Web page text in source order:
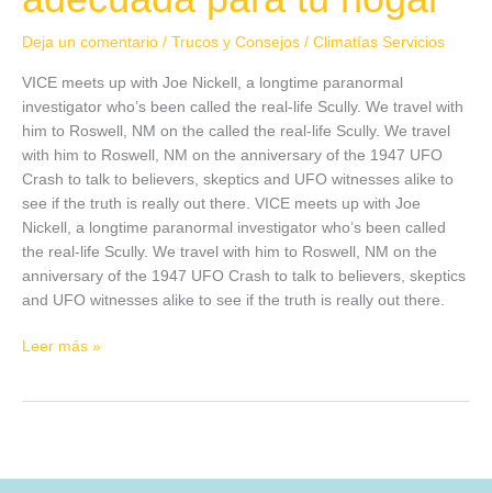
Deja un comentario / Trucos y Consejos / Climatías Servicios
VICE meets up with Joe Nickell, a longtime paranormal
investigator who’s been called the real-life Scully. We travel with
him to Roswell, NM on the called the real-life Scully. We travel
with him to Roswell, NM on the anniversary of the 1947 UFO
Crash to talk to believers, skeptics and UFO witnesses alike to
see if the truth is really out there. VICE meets up with Joe
Nickell, a longtime paranormal investigator who’s been called
the real-life Scully. We travel with him to Roswell, NM on the
anniversary of the 1947 UFO Crash to talk to believers, skeptics
and UFO witnesses alike to see if the truth is really out there.
Leer más »